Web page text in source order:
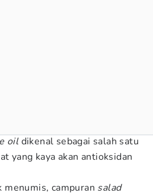
oildikenal sebagai salah satu
yang kaya akan antioksidan
menumis, campuran salad